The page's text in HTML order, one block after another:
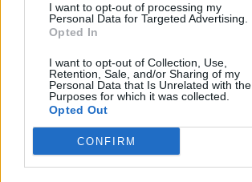
I want to opt-out of processing my
Personal Data for Targeted Advertising.
Opted In
I want to opt-out of Collection, Use,
Retention, Sale, and/or Sharing of my
Personal Data that Is Unrelated with the
Purposes for which it was collected.
Opted Out
CONFIRM
Ακολουθήστε το OLAFAQ
Facebook, Bluesky και Instagram